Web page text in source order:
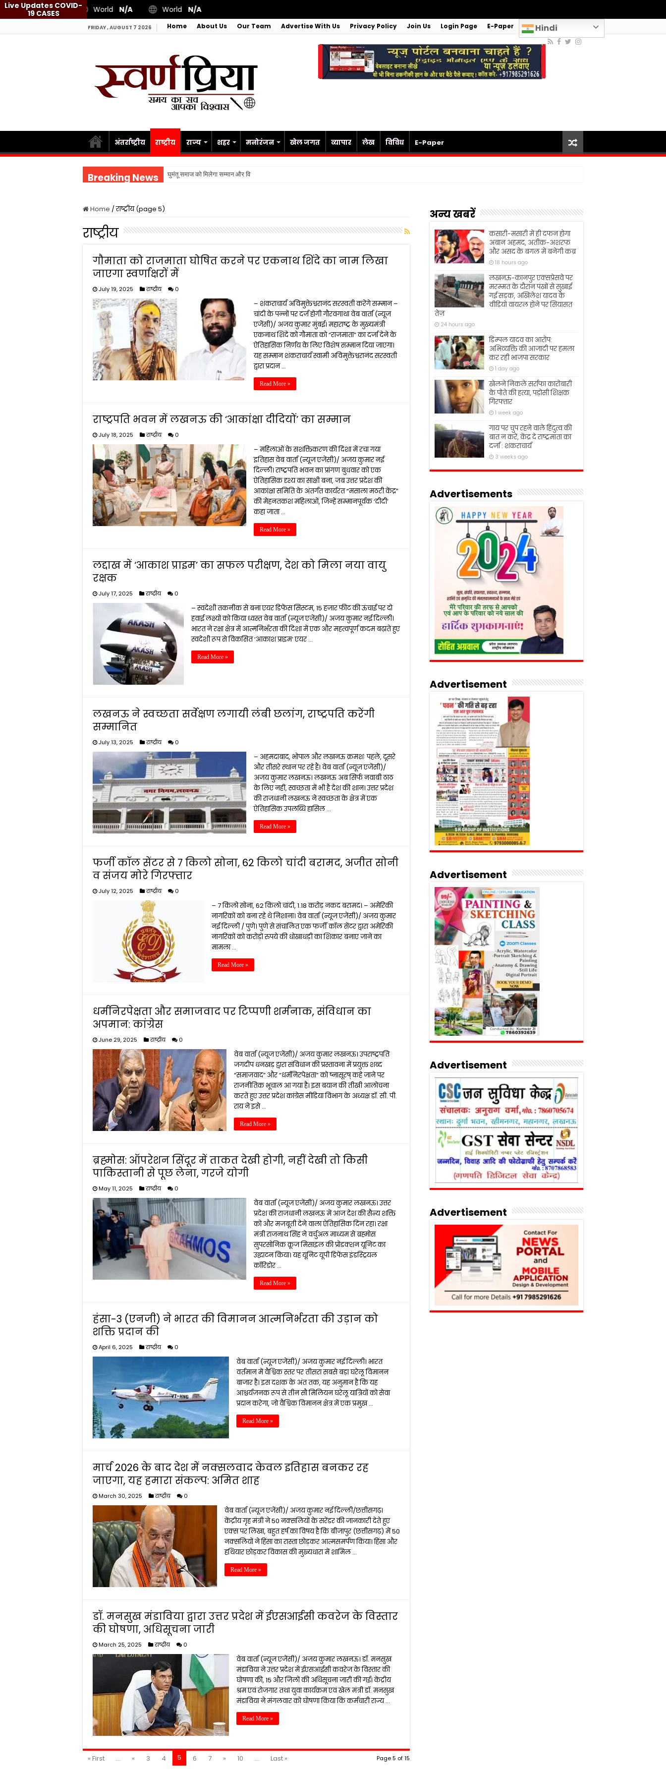
FRIDAY , AUGUST 7 2026 Home About Us Our Team Advertise With Us Privacy Policy Join Us Login Page E-Paper Hindi
अंतर्राष्ट्रीय राष्ट्रीय राज्य शहर मनोरंजन खेल जगत व्यापार लेख विविध E-Paper
Breaking News घुमंतू समाज को मिलेगा सम्मान और विकास का अधिकार, अब दर-दर की ठोकर
Home /राष्ट्रीय (page 5)
राष्ट्रीय
गौमाता को राजमाता घोषित करने पर एकनाथ शिंदे का नाम लिखा
जाएगा स्वर्णाक्षरों में
July 19, 2025 राष्ट्रीय 0
– शंकराचार्य अविमुक्तेश्वरानंद सरस्वती करेंगे सम्मान –
चांदी के पन्नों पर दर्ज होगी गौरवगाथा वेब वार्ता (न्यूज
एजेंसी)/ अजय कुमार मुंबई। महाराष्ट्र के मुख्यमंत्री
एकनाथ शिंदे को गौमाता को “राजमाता” का दर्जा देने के
ऐतिहासिक निर्णय के लिए विशेष सम्मान दिया जाएगा।
यह सम्मान शंकराचार्य स्वामी अविमुक्तेश्वरानंद सरस्वती
द्वारा प्रदान …
Read More »
राष्ट्रपति भवन में लखनऊ की ‘आकांक्षा दीदियों’ का सम्मान
July 18, 2025 राष्ट्रीय 0
– महिलाओं के सशक्तिकरण की दिशा में रचा गया
इतिहास वेब वार्ता (न्यूज एजेंसी)/ अजय कुमार नई
दिल्ली। राष्ट्रपति भवन का प्रांगण बुधवार को एक
ऐतिहासिक दृश्य का साक्षी बना, जब उत्तर प्रदेश की
आकांक्षा समिति के अंतर्गत कार्यरत “मसाला मठरी केंद्र”
की मेहनतकश महिलाओं, जिन्हें सम्मानपूर्वक ‘दीदी’
कहा जाता …
Read More »
लद्दाख में ‘आकाश प्राइम’ का सफल परीक्षण, देश को मिला नया वायु
रक्षक
July 17, 2025 राष्ट्रीय 0
– स्वदेशी तकनीक से बना एयर डिफेंस सिस्टम, 15 हजार फीट की ऊंचाई पर दो
हवाई लक्ष्यों को किया ध्वस्त वेब वार्ता (न्यूज एजेंसी)/ अजय कुमार नई दिल्ली।
भारत ने रक्षा क्षेत्र में आत्मनिर्भरता की दिशा में एक और महत्वपूर्ण कदम बढ़ाते हुए
स्वदेशी रूप से विकसित ‘आकाश प्राइम’ एयर …
Read More »
लखनऊ ने स्वच्छता सर्वेक्षण लगायी लंबी छलांग, राष्ट्रपति करेंगी
सम्मानित
July 13, 2025 राष्ट्रीय 0
– अहमदाबाद, भोपाल और लखनऊ क्रमशः पहले, दूसरे
और तीसरे स्थान पर रहे हैं। वेब वार्ता (न्यूज एजेंसी)/
अजय कुमार लखनऊ। लखनऊ अब सिर्फ नवाबी ठाठ
के लिए नहीं, स्वच्छता में भी है देश की शान। उत्तर प्रदेश
की राजधानी लखनऊ ने स्वच्छता के क्षेत्र में एक
ऐतिहासिक उपलब्धि हासिल …
Read More »
फर्जी कॉल सेंटर से 7 किलो सोना, 62 किलो चांदी बरामद, अजीत सोनी
व संजय मोरे गिरफ्तार
July 12, 2025 राष्ट्रीय 0
– 7 किलो सोना, 62 किलो चांदी, ₹1.18 करोड़ नकद बरामद। – अमेरिकी
नागरिकों को बना रहे थे निशाना। वेब वार्ता (न्यूज एजेंसी)/ अजय कुमार
नई दिल्ली / पुणे। पुणे से संचालित एक फर्जी कॉल सेंटर द्वारा अमेरिकी
नागरिकों को करोड़ों रुपये की धोखाधड़ी का शिकार बनाए जाने का
मामला …
Read More »
धर्मनिरपेक्षता और समाजवाद पर टिप्पणी शर्मनाक, संविधान का
अपमान: कांग्रेस
June 29, 2025 राष्ट्रीय 0
वेब वार्ता (न्यूज एजेंसी)/ अजय कुमार लखनऊ। उपराष्ट्रपति
जगदीप धनखड़ द्वारा संविधान की प्रस्तावना में प्रयुक्त शब्द
“समाजवाद” और “धर्मनिरपेक्षता” को ष्नासूरष् कहे जाने पर
राजनीतिक भूचाल आ गया है। इस बयान की तीखी आलोचना
करते हुए उत्तर प्रदेश कांग्रेस मीडिया विभाग के अध्यक्ष डॉ. सी. पी.
राय ने इसे …
Read More »
ब्रह्मोस: ऑपरेशन सिंदूर में ताकत देखी होगी, नहीं देखी तो किसी
पाकिस्तानी से पूछ लेना, गरजे योगी
May 11, 2025 राष्ट्रीय 0
वेब वार्ता (न्यूज एजेंसी)/ अजय कुमार लखनऊ। उत्तर
प्रदेश की राजधानी लखनऊ में आज देश की सैन्य शक्ति
को और मजबूती देने वाला ऐतिहासिक दिन रहा। रक्षा
मंत्री राजनाथ सिंह ने वर्चुअल माध्यम से ब्रह्मोस
सुपरसोनिक क्रूज मिसाइल की प्रोडक्शन यूनिट का
उद्घाटन किया। यह यूनिट यूपी डिफेंस इंडस्ट्रियल
कॉरिडोर …
Read More »
हंसा-3 (एनजी) ने भारत की विमानन आत्मनिर्भरता की उड़ान को
शक्ति प्रदान की
April 6, 2025 राष्ट्रीय 0
वेब वार्ता (न्यूज एजेंसी)/ अजय कुमार नई दिल्ली। भारत
वर्तमान में वैश्विक स्तर पर तीसरा सबसे बड़ा घरेलू विमानन
बाजार है। इस दशक के अंत तक, यह अनुमान है कि यह
आश्चर्यजनक रूप से तीन सौ मिलियन घरेलू यात्रियों को सेवा
प्रदान करेगा, जो वैश्विक विमानन क्षेत्र में एक प्रमुख …
Read More »
मार्च 2026 के बाद देश में नक्सलवाद केवल इतिहास बनकर रह
जाएगा, यह हमारा संकल्प: अमित शाह
March 30, 2025 राष्ट्रीय 0
वेब वार्ता (न्यूज एजेंसी)/ अजय कुमार नई दिल्ली/छत्तीसगढ़।
केंद्रीय गृह मंत्री ने 50 नक्सलियों के सरेंडर की जानकारी देते हुए
एक्स पर लिखा, बहुत हर्ष का विषय है कि बीजापुर (छत्तीसगढ़) में 50
नक्सलियों ने हिंसा का रास्ता छोड़कर आत्मसमर्पण किया। हिंसा और
हथियार छोड़कर विकास की मुख्यधारा में शामिल …
Read More »
डॉ. मनसुख मंडाविया द्वारा उत्तर प्रदेश में ईएसआईसी कवरेज के विस्तार
की घोषणा, अधिसूचना जारी
March 25, 2025 राष्ट्रीय 0
वेब वार्ता (न्यूज एजेंसी)/ अजय कुमार लखनऊ। डॉ. मनसुख
मंडाविया ने उत्तर प्रदेश में ईएसआईसी कवरेज के विस्तार की
घोषणा की, 15 और जिलों की अधिसूचना जारी की गई। केंद्रीय
श्रम एवं रोजगार तथा युवा कार्यक्रम एवं खेल मंत्री डॉ. मनसुख
मंडाविया ने मंगलवार को घोषणा किया कि कर्मचारी राज्य …
Read More »
Page 5 of 15
« First ... « 3 4 5 6 7 » 10 ... Last »
अन्य खबरें
कसारी-मसारी में ही दफन होगा
अबान अहमद, अतीक-अशरफ
और असद के बगल में बनेगी कब्र
18 hours ago
लखनऊ-कानपुर एक्सप्रेसवे पर
मरम्मत के दौरान पंखों से सुखाई
गई सड़क, अखिलेश यादव के
वीडियो वायरल होने पर सियासत
तेज
24 hours ago
डिम्पल यादव का आरोप:
अभिव्यक्ति की आजादी पर हमला
कर रही भाजपा सरकार
1 day ago
खेलने निकले सर्राफा कारोबारी
के पोते की हत्या, पड़ोसी शिक्षक
गिरफ्तार
1 week ago
गाय पर चुप रहने वाले हिंदुत्व की
बात न करें, केंद्र दे राष्ट्रमाता का
दर्जा : शंकराचार्य
3 weeks ago
Advertisements
Advertisement
Advertisement
Advertisement
Advertisement
Live Updates COVID-
19 CASES
World N/A World N/A